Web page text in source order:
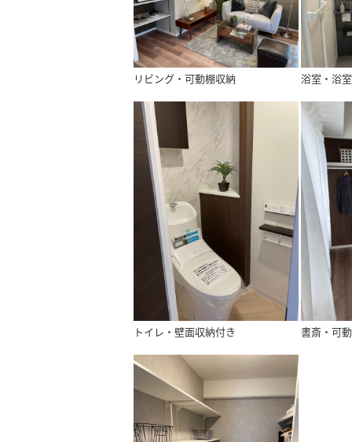
リビング・可動棚収納 浴室・浴
トイレ・壁面収納付き 書斎・可